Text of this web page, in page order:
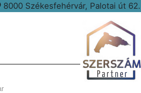
8000 Székesfehérvár, Palotai út 62.